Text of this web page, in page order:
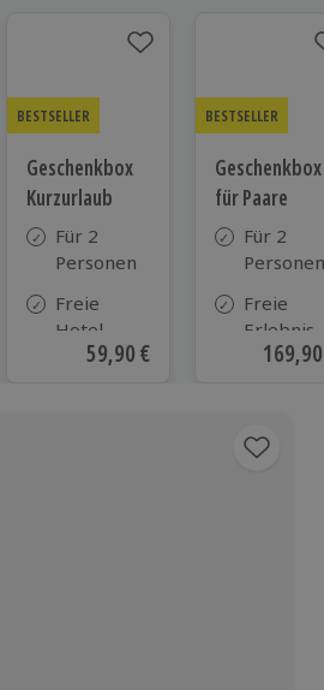
BESTSELLER
Geschenkbox
Kurzurlaub
Für 2
Personen
Freie
Hotel-
Auswahl
Aktueller Preis
59,90 €
BESTSELLER
Geschenkbox
für Paare
Für 2
Personen
Freie
Erlebnis-
Auswahl